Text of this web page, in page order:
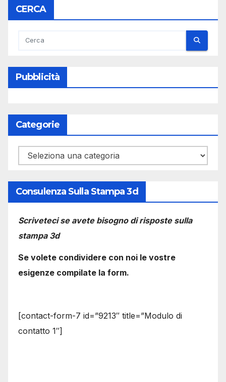
CERCA
Pubblicità
Categorie
Categorie
Consulenza Sulla Stampa 3d
Scriveteci se avete bisogno di risposte sulla
stampa 3d
Se volete condividere con noi le vostre
esigenze compilate la form.
[contact-form-7 id=”9213″ title=”Modulo di
contatto 1″]